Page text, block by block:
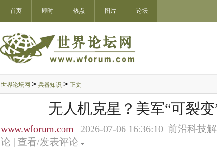
首页 即时 热点 图片 论坛
世界论坛网 > 兵器知识 > 正文
无人机克星？美军“可裂
www.wforum.com | 2026-07-06 16:36:10 前沿科技
论 | 查看/发表评论